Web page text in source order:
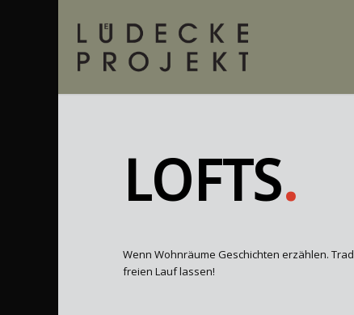
LOFTS.
Wenn Wohnräume Geschichten erzählen.
freien Lauf lassen!